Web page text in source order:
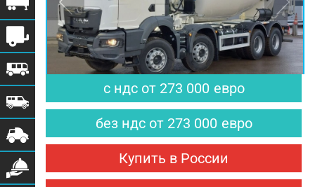
с ндс от 273 000 евро
без ндс от 273 000 евро
Купить в России